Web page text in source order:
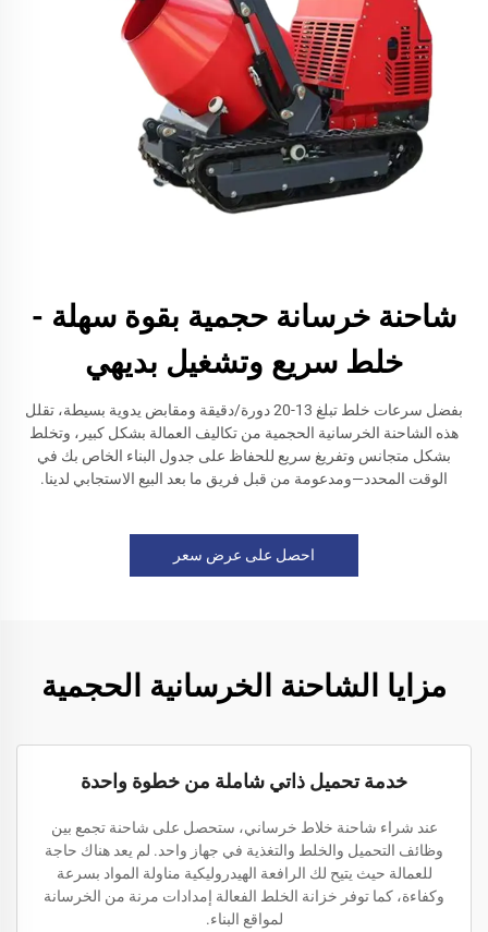
شاحنة خرسانة حجمية بقوة سهلة -
خلط سريع وتشغيل بديهي
بفضل سرعات خلط تبلغ 13-20 دورة/دقيقة ومقابض يدوية بسيطة، تقلل
هذه الشاحنة الخرسانية الحجمية من تكاليف العمالة بشكل كبير، وتخلط
بشكل متجانس وتفريغ سريع للحفاظ على جدول البناء الخاص بك في
الوقت المحدد—ومدعومة من قبل فريق ما بعد البيع الاستجابي لدينا.
احصل على عرض سعر
مزايا الشاحنة الخرسانية الحجمية
خدمة تحميل ذاتي شاملة من خطوة واحدة
عند شراء شاحنة خلاط خرساني، ستحصل على شاحنة تجمع بين
وظائف التحميل والخلط والتغذية في جهاز واحد. لم يعد هناك حاجة
للعمالة حيث يتيح لك الرافعة الهيدروليكية مناولة المواد بسرعة
وكفاءة، كما توفر خزانة الخلط الفعالة إمدادات مرنة من الخرسانة
لمواقع البناء.